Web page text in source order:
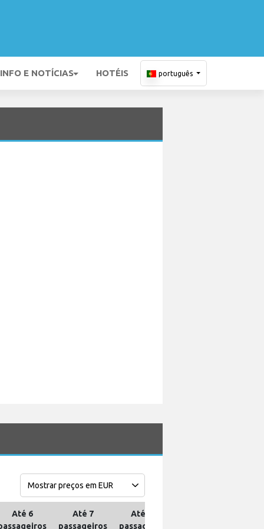
INFO E NOTÍCIAS HOTÉIS português
Até 6
Até 7
passageiros
Até 10
passageiros